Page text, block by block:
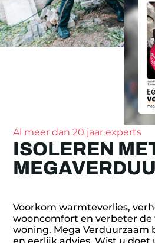
Al meer dan 20 jaar experts
ISOLEREN
Voorkom warmteverlies,
wooncomfort en verbeter de
woning. Mega Verduurzaam